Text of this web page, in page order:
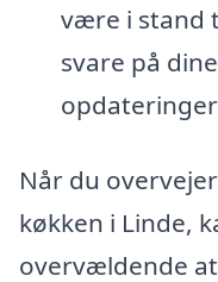
være i stand
svare på
Når du
køkken i Linde,
overvældende